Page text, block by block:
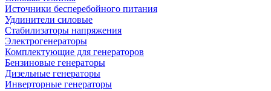
Источники бесперебойного питания
Удлинители силовые
Стабилизаторы напряжения
Электрогенераторы
Комплектующие для генераторов
Бензиновые генераторы
Дизельные генераторы
Инверторные генераторы